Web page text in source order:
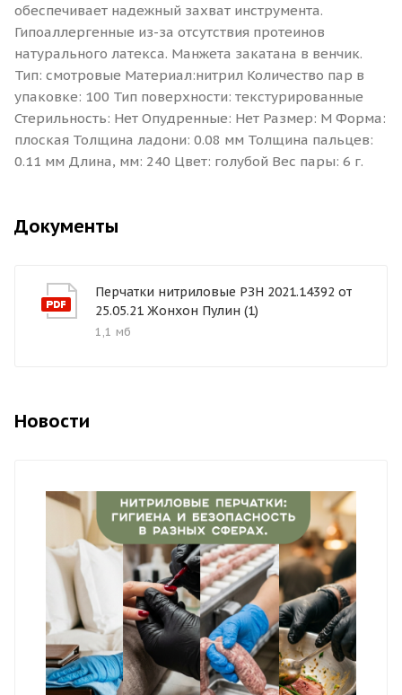
обеспечивает надежный захват инструмента.
Гипоаллергенные из-за отсутствия протеинов
натурального латекса. Манжета закатана в венчик.
Тип: смотровые Материал:нитрил Количество пар в
упаковке: 100 Тип поверхности: текстурированные
Стерильность: Нет Опудренные: Нет Размер: M Форма:
плоская Толщина ладони: 0.08 мм Толщина пальцев:
0.11 мм Длина, мм: 240 Цвет: голубой Вес пары: 6 г.
Документы
Перчатки нитриловые РЗН 2021.14392 от
25.05.21 Жонхон Пулин (1)
1,1 мб
Новости